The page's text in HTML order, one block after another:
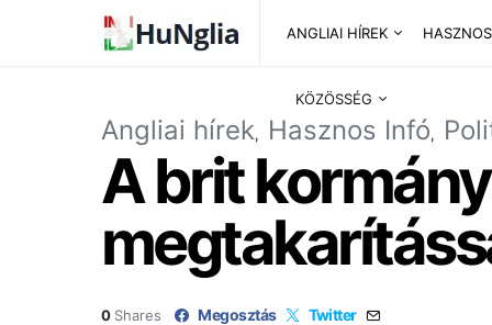
ANGLIAI HÍREK
KÖZÖSSÉG
Angliai hírek Hasznos Infó
A brit
0 Shares Megosztás Twitter